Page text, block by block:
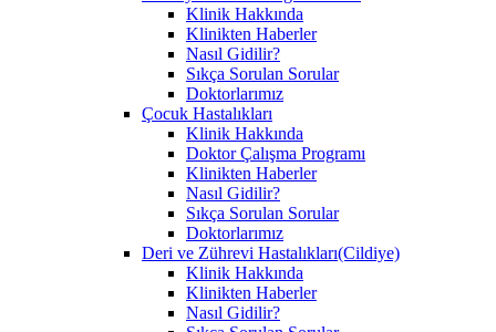
Klinik Hakkında
Klinikten Haberler
Nasıl Gidilir?
Sıkça Sorulan Sorular
Doktorlarımız
Çocuk Hastalıkları
Klinik Hakkında
Doktor Çalışma Programı
Klinikten Haberler
Nasıl Gidilir?
Sıkça Sorulan Sorular
Doktorlarımız
Deri ve Zührevi Hastalıkları(Cildiye)
Klinik Hakkında
Klinikten Haberler
Nasıl Gidilir?